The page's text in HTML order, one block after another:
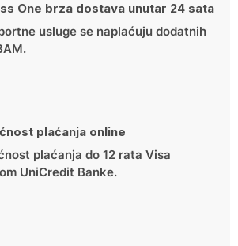
One brza dostava unutar 24 sata
usluge se naplaćuju dodatnih
plaćanja online
plaćanja do 12 rata Visa
UniCredit Banke.